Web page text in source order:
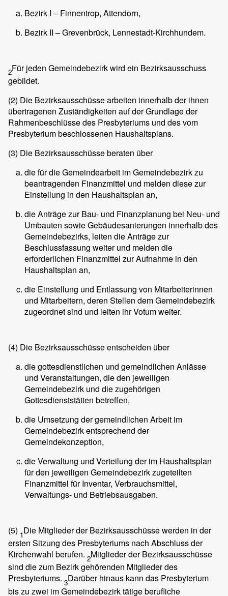
Bezirk I – Finnentrop, Attendorn,
Bezirk II – Grevenbrück, Lennestadt-Kirchhundem.
2Für jeden Gemeindebezirk wird ein Bezirksausschuss
gebildet.
(2) Die Bezirksausschüsse arbeiten innerhalb der ihnen
übertragenen Zuständigkeiten auf der Grundlage der
Rahmenbeschlüsse des Presbyteriums und des vom
Presbyterium beschlossenen Haushaltsplans.
(3) Die Bezirksausschüsse beraten über
die für die Gemeindearbeit im Gemeindebezirk zu
beantragenden Finanzmittel und melden diese zur
Einstellung in den Haushaltsplan an,
die Anträge zur Bau- und Finanzplanung bei Neu- und
Umbauten sowie Gebäudesanierungen innerhalb des
Gemeindebezirks, leiten die Anträge zur
Beschlussfassung weiter und melden die
erforderlichen Finanzmittel zur Aufnahme in den
Haushaltsplan an,
die Einstellung und Entlassung von Mitarbeiterinnen
und Mitarbeitern, deren Stellen dem Gemeindebezirk
zugeordnet sind und leiten ihr Votum weiter.
(4) Die Bezirksausschüsse entscheiden über
die gottesdienstlichen und gemeindlichen Anlässe
und Veranstaltungen, die den jeweiligen
Gemeindebezirk und die zugehörigen
Gottesdienststätten betreffen,
die Umsetzung der gemeindlichen Arbeit im
Gemeindebezirk entsprechend der
Gemeindekonzeption,
die Verwaltung und Verteilung der im Haushaltsplan
für den jeweiligen Gemeindebezirk zugeteilten
Finanzmittel für Inventar, Verbrauchsmittel,
Verwaltungs- und Betriebsausgaben.
(5) 1Die Mitglieder der Bezirksausschüsse werden in der
ersten Sitzung des Presbyteriums nach Abschluss der
Kirchenwahl berufen. 2Mitglieder der Bezirksausschüsse
sind die zum Bezirk gehörenden Mitglieder des
Presbyteriums. 3Darüber hinaus kann das Presbyterium
bis zu zwei im Gemeindebezirk tätige berufliche